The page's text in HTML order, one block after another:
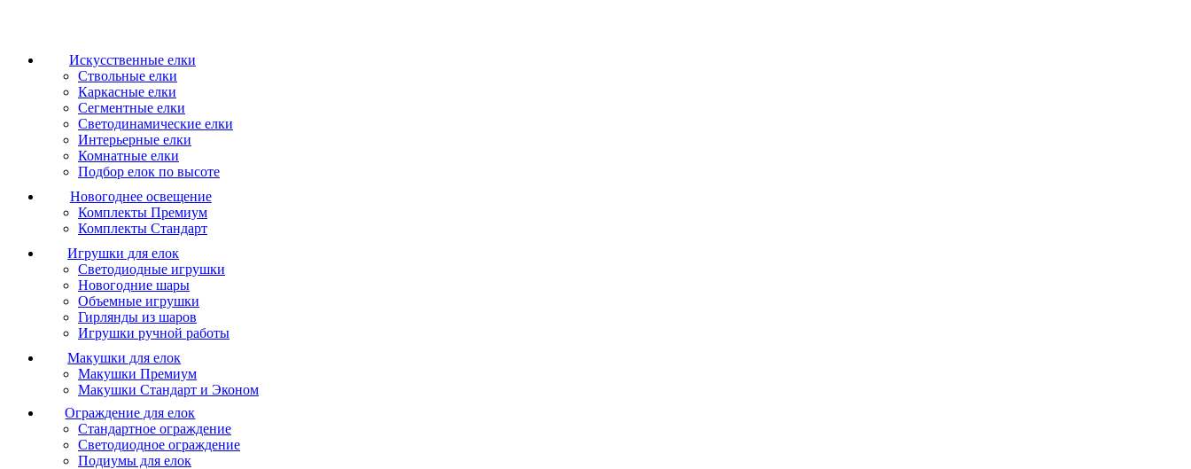
Искусственные елки
Ствольные елки
Каркасные елки
Сегментные елки
Светодинамические елки
Интерьерные елки
Комнатные елки
Подбор елок по высоте
Новогоднее освещение
Комплекты Премиум
Комплекты Стандарт
Игрушки для елок
Светодиодные игрушки
Новогодние шары
Объемные игрушки
Гирлянды из шаров
Игрушки ручной работы
Макушки для елок
Макушки Премиум
Макушки Стандарт и Эконом
Ограждение для елок
Стандартное ограждение
Светодиодное ограждение
Подиумы для елок